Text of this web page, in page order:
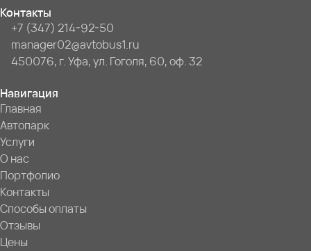
Контакты
+7 (347) 214-92-50
manager02@avtobus1.ru
450076, г. Уфа, ул. Гоголя, 60, оф. 32
Навигация
Главная
Автопарк
Услуги
О нас
Портфолио
Контакты
Способы оплаты
Отзывы
Цены